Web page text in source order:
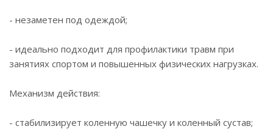
- незаметен под одеждой;
- идеально подходит для профилактики травм при
занятиях спортом и повышенных физических нагрузках.
Механизм действия:
- стабилизирует коленную чашечку и коленный сустав;